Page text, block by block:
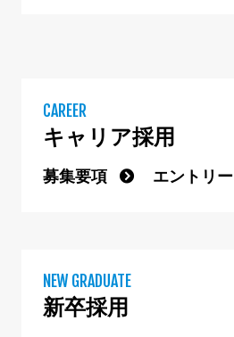
CAREER
キャリア採用
募集要項 エントリー
NEW GRADUATE
新卒採用